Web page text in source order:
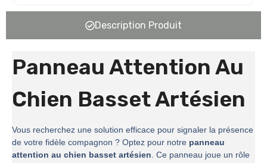
Description Produit
Panneau Attention Au
Chien Basset Artésien
Vous recherchez une solution efficace pour signaler la présence
de votre fidèle compagnon ? Optez pour notre panneau
attention au chien basset artésien. Ce panneau joue un rôle